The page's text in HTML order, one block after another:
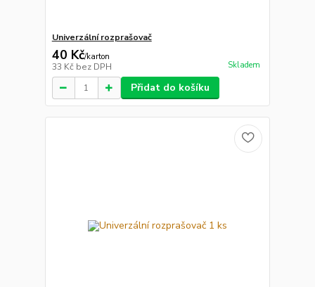
Univerzální rozprašovač
40 Kč/karton
33 Kč bez DPH Skladem
Přidat do košíku